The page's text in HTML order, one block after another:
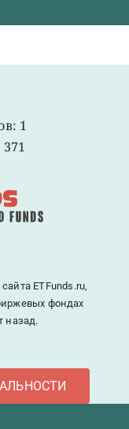
1
ETFunds.ru,
фондах
назад.